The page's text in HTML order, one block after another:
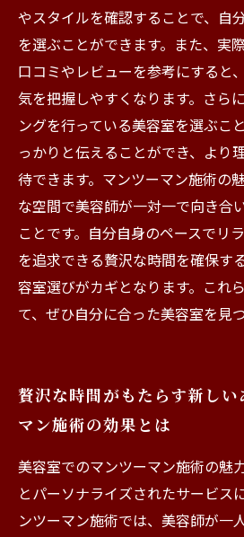
やスタイルを確認することで、自
を選ぶことができます。また、実
口コミやレビューを参考にすると
気を把握しやすくなります。さら
ングを行っている美容室を選ぶこ
っかりと伝えることができ、より
待できます。マンツーマン施術の
な空間で美容師が一対一で向き合
ことです。自分自身のペースでリ
を追求できる贅沢な時間を確保す
容室選びがカギとなります。これ
て、ぜひ自分に合った美容室を見
贅沢な時間がもたらす新しい
マン施術の効果とは
美容室でのマンツーマン施術の魅
とパーソナライズされたサービス
ンツーマン施術では、美容師が一